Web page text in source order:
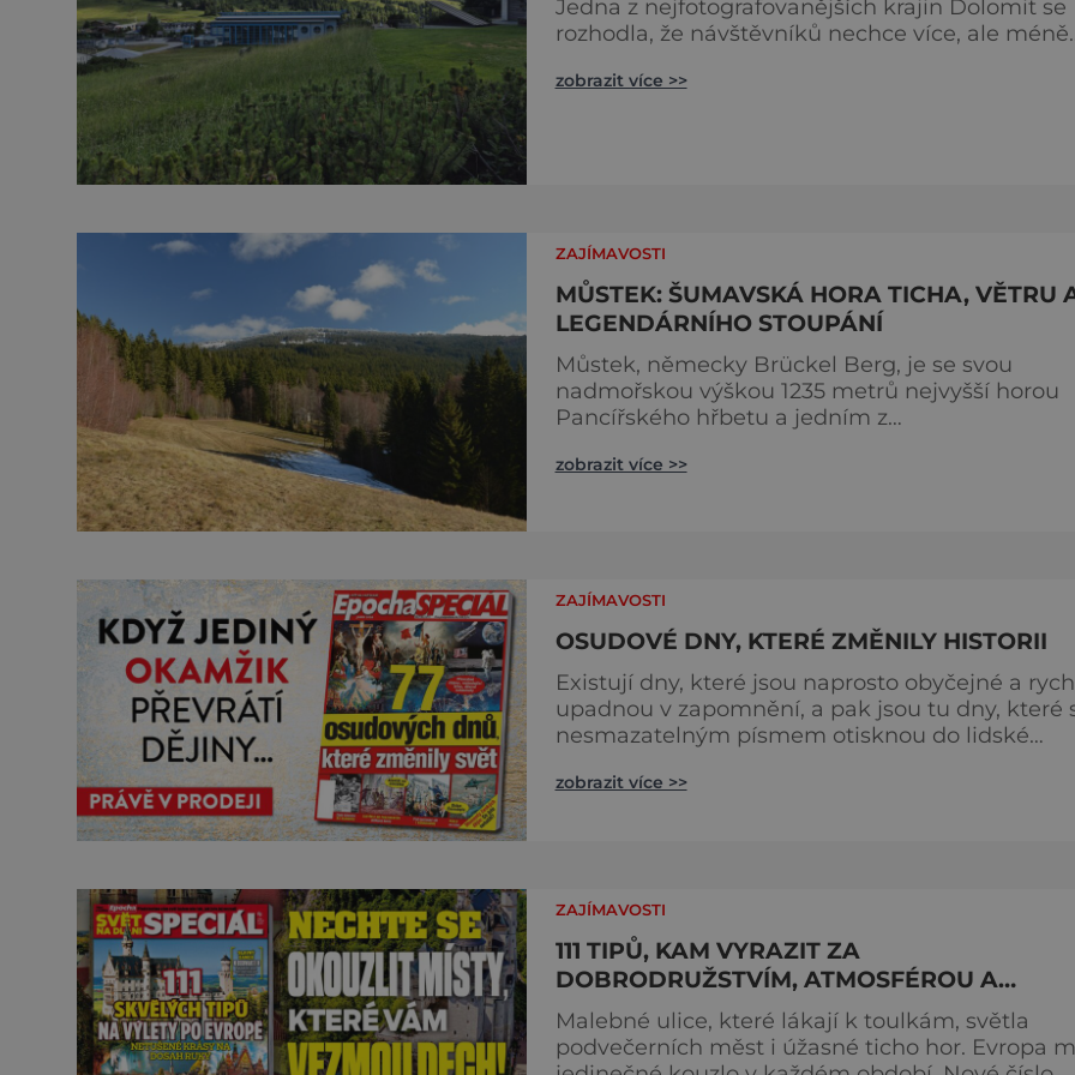
Jedna z nejfotografovanějších krajin Dolomit se
rozhodla, že návštěvníků nechce více, ale méně.
zavádí od léta 2026 nová pravidla příjezdu, která
zobrazit více >>
ZAJÍMAVOSTI
MŮSTEK: ŠUMAVSKÁ HORA TICHA, VĚTRU
LEGENDÁRNÍHO STOUPÁNÍ
Můstek, německy Brückel Berg, je se svou
nadmořskou výškou 1235 metrů nejvyšší horou
Pancířského hřbetu a jedním z
Přestože nestojí v centru hlavních turistických
zobrazit více >>
ZAJÍMAVOSTI
OSUDOVÉ DNY, KTERÉ ZMĚNILY HISTORII
Existují dny, které jsou naprosto obyčejné a
upadnou v zapomnění, a pak jsou tu dny, které
nesmazatelným písmem otisknou do lidské
objevu nebo děsivé katastrofě. Vezměte si k ruce
zobrazit více >>
ZAJÍMAVOSTI
111 TIPŮ, KAM VYRAZIT ZA
DOBRODRUŽSTVÍM, ATMOSFÉROU A
JEDINEČNÝMI ZÁŽITKY
Malebné ulice, které lákají k toulkám, světla
podvečerních měst i úžasné ticho hor. Evropa